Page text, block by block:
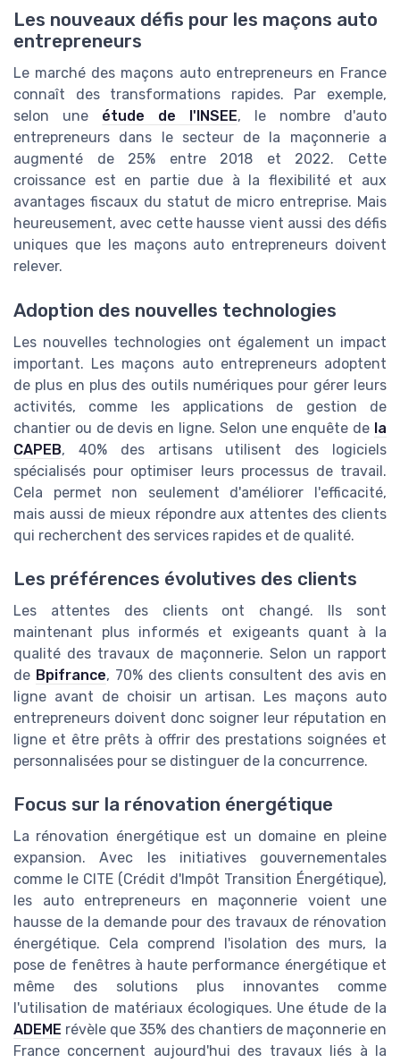
Les nouveaux défis pour les maçons auto
entrepreneurs
Le marché des maçons auto entrepreneurs en France
connaît des transformations rapides. Par exemple,
selon une étude de l'INSEE, le nombre d'auto
entrepreneurs dans le secteur de la maçonnerie a
augmenté de 25% entre 2018 et 2022. Cette
croissance est en partie due à la flexibilité et aux
avantages fiscaux du statut de micro entreprise. Mais
heureusement, avec cette hausse vient aussi des défis
uniques que les maçons auto entrepreneurs doivent
relever.
Adoption des nouvelles technologies
Les nouvelles technologies ont également un impact
important. Les maçons auto entrepreneurs adoptent
de plus en plus des outils numériques pour gérer leurs
activités, comme les applications de gestion de
chantier ou de devis en ligne. Selon une enquête de la
CAPEB, 40% des artisans utilisent des logiciels
spécialisés pour optimiser leurs processus de travail.
Cela permet non seulement d'améliorer l'efficacité,
mais aussi de mieux répondre aux attentes des clients
qui recherchent des services rapides et de qualité.
Les préférences évolutives des clients
Les attentes des clients ont changé. Ils sont
maintenant plus informés et exigeants quant à la
qualité des travaux de maçonnerie. Selon un rapport
de Bpifrance, 70% des clients consultent des avis en
ligne avant de choisir un artisan. Les maçons auto
entrepreneurs doivent donc soigner leur réputation en
ligne et être prêts à offrir des prestations soignées et
personnalisées pour se distinguer de la concurrence.
Focus sur la rénovation énergétique
La rénovation énergétique est un domaine en pleine
expansion. Avec les initiatives gouvernementales
comme le CITE (Crédit d'Impôt Transition Énergétique),
les auto entrepreneurs en maçonnerie voient une
hausse de la demande pour des travaux de rénovation
énergétique. Cela comprend l'isolation des murs, la
pose de fenêtres à haute performance énergétique et
même des solutions plus innovantes comme
l'utilisation de matériaux écologiques. Une étude de la
ADEME révèle que 35% des chantiers de maçonnerie en
France concernent aujourd'hui des travaux liés à la